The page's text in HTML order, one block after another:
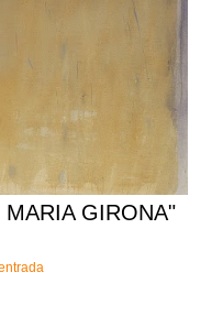
GIRONA"